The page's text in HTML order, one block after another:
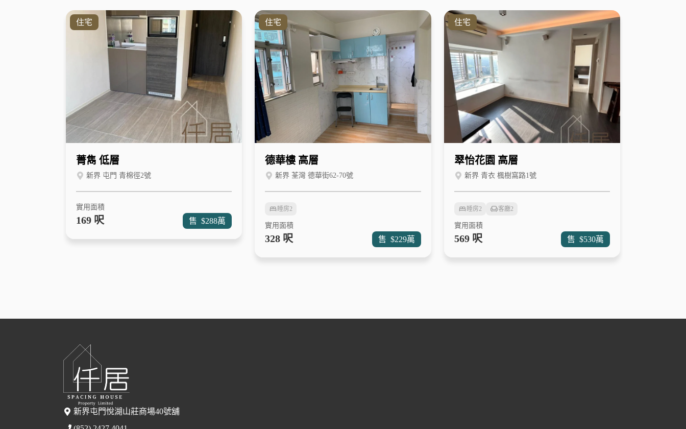
住宅
菁雋 低層
新界 屯門 青棉徑2號
實用面積
169 呎 售 $288萬
住宅
德華樓 高層
新界 荃灣 德華街62-70號
睡房2
實用面積
328 呎 售 $229萬
住宅
翠怡花園 高層
新界 青衣 楓樹窩路1號
睡房2 客廳2
實用面積
569 呎 售 $530萬
新界屯門悅湖山莊商場40號舖